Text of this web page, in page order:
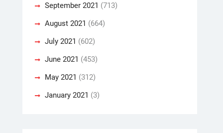
September 2021 (713)
August 2021 (664)
July 2021 (602)
June 2021 (453)
May 2021 (312)
January 2021 (3)